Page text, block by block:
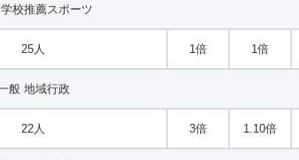
校推薦スポーツ
25人 1倍 1倍
般 地域行政
22人 3倍 1.10倍